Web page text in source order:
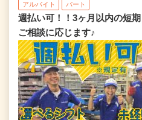
アルバイト パート
週払い可！！3ヶ月以内の短
ご相談に応じます♪